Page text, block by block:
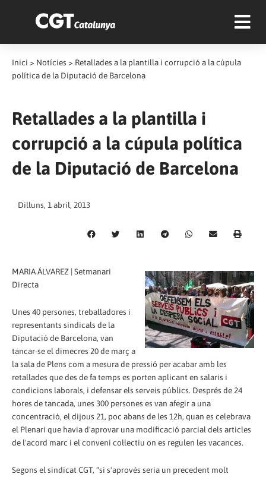
Inici > Notícies > Retallades a la plantilla i corrupció a la cúpula
política de la Diputació de Barcelona
Retallades a la plantilla i
corrupció a la cúpula política
de la Diputació de Barcelona
Dilluns, 1 abril, 2013
MARIA ÁLVAREZ | Setmanari
Directa
Unes 40 persones, treballadores i
representants sindicals de la
Diputació de Barcelona, van
tancar-se el dimecres 20 de març a
la sala de Plens com a mesura de pressió per acabar amb les
retallades que des de fa temps es porten aplicant en salaris i
condicions laborals, i defensar els serveis públics. Després de 24
hores de tancada, unes 300 persones es van afegir a una
concentració, el dijous 21, poc abans de les 12h, quan es celebrava
el Plenari que havia d'aprovar una modificació parcial dels articles
de l'acord marc i el conveni col·lectiu on es regulen les vacances.
Segons el sindicat CGT, “si s'aprovés seria un precedent molt